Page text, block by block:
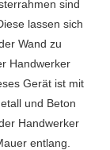
sind
lassen sich
Wand zu
Handwerker
Gerät ist mit
und Beton
Handwerker
entlang.